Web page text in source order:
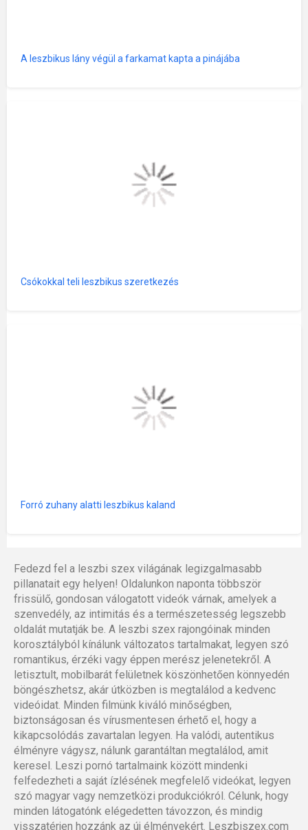
A leszbikus lány végül a farkamat kapta a pinájába
Csókokkal teli leszbikus szeretkezés
Forró zuhany alatti leszbikus kaland
Fedezd fel a leszbi szex világának legizgalmasabb
pillanatait egy helyen! Oldalunkon naponta többször
frissülő, gondosan válogatott videók várnak, amelyek a
szenvedély, az intimitás és a természetesség legszebb
oldalát mutatják be. A leszbi szex rajongóinak minden
korosztályból kínálunk változatos tartalmakat, legyen szó
romantikus, érzéki vagy éppen merész jelenetekről. A
letisztult, mobilbarát felületnek köszönhetően könnyedén
böngészhetsz, akár útközben is megtalálod a kedvenc
videóidat. Minden filmünk kiváló minőségben,
biztonságosan és vírusmentesen érhető el, hogy a
kikapcsolódás zavartalan legyen. Ha valódi, autentikus
élményre vágysz, nálunk garantáltan megtalálod, amit
keresel. Leszi pornó tartalmaink között mindenki
felfedezheti a saját ízlésének megfelelő videókat, legyen
szó magyar vagy nemzetközi produkciókról. Célunk, hogy
minden látogatónk elégedetten távozzon, és mindig
visszatérjen hozzánk az új élményekért. Leszbiszex.com